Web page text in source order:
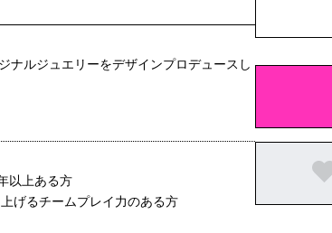
ナルジュエリーをデザインプロデュースし
以上ある方
げるチームプレイ力のある方